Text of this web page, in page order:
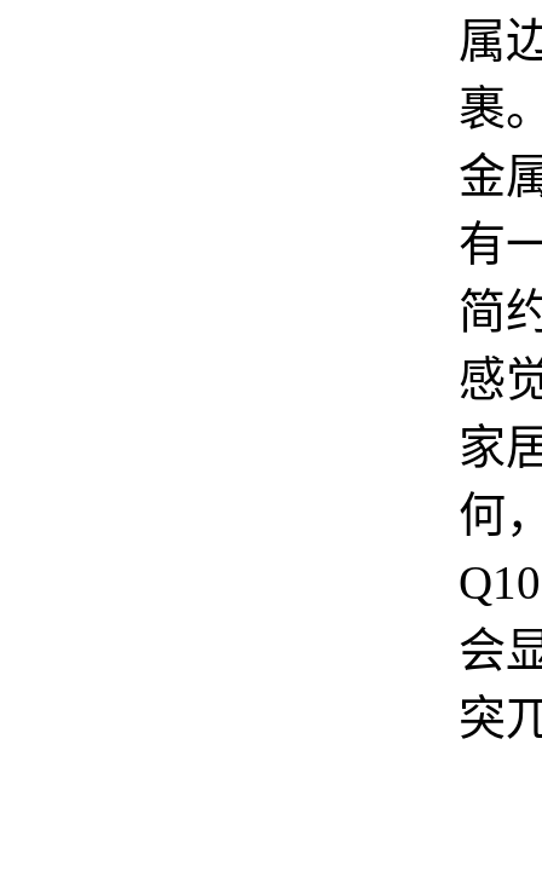
属
裹
金
有
简
感
家
何
会
突